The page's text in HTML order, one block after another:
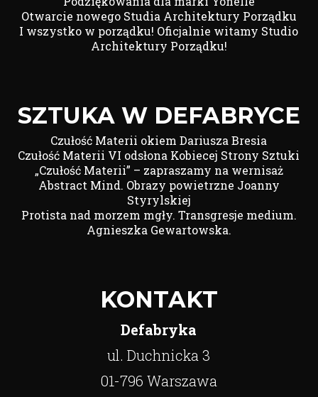
Otwarcie nowego Studia Architektury Porządku
I wszystko w porządku! Oficjalnie witamy Studio
Architektury Porządku!
SZTUKA W DEFABRYCE
Czułość Materii okiem Dariusza Bresia
Czułość Materii VI odsłona Kobiecej Strony Sztuki
„Czułość Materii” – zapraszamy na wernisaż
Abstract Mind. Obrazy powietrzne Joanny
Styrylskiej
Protista nad morzem mgły. Transgresje medium.
Agnieszka Gewartowska.
KONTAKT
Defabryka
ul. Duchnicka 3
01-796 Warszawa